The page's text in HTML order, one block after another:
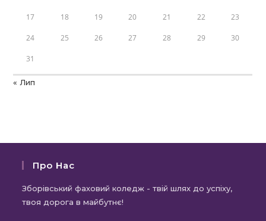
17 18 19 20 21 22 23
24 25 26 27 28 29 30
31
« Лип
Про Нас
Зборівський фаховий коледж - твій шлях до успіху,
твоя дорога в майбутнє!